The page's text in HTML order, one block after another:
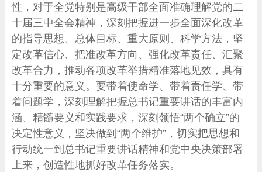
性，对于全党特别是高级干部全面准确理解党的二
十届三中全会精神，深刻把握进一步全面深化改革
的指导思想、总体目标、重大原则、科学方法，坚
定改革信心、把准改革方向、强化改革责任、汇聚
改革合力，推动各项改革举措精准落地见效，具有
十分重要的意义。要带着使命学、带着责任学、带
着问题学，深刻理解把握总书记重要讲话的丰富内
涵、精髓要义和实践要求，深刻领悟“两个确立”的
决定性意义，坚决做到“两个维护”，切实把思想和
行动统一到总书记重要讲话精神和党中央决策部署
上来，创造性地抓好改革任务落实。